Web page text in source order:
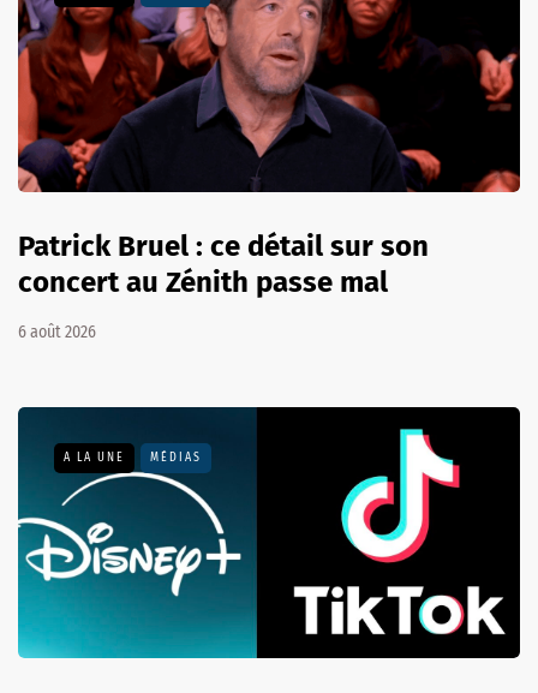
Patrick Bruel : ce détail sur son
concert au Zénith passe mal
6 août 2026
A LA UNE MÉDIAS